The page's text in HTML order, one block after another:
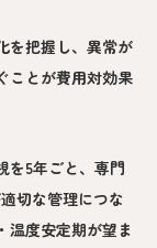
を把握し、異常が
ことが費用対効果
を5年ごと、専門
切な管理につな
温度安定期が望ま